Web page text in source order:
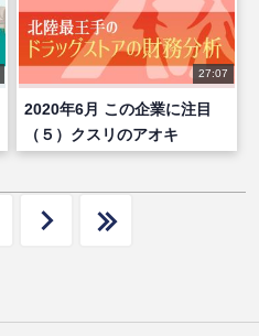
27:07
2020年6月 この企業に注目
（５）クスリのアオキ
HD（後編）